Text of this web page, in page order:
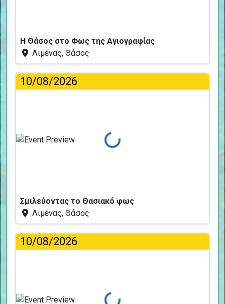
Η Θάσος στο Φως της Αγιογραφίας
Λιμένας, Θάσος
10/08/2026
Φόρτωση...
Σμιλεύοντας το Θασιακό φως
Λιμένας, Θάσος
10/08/2026
Φόρτωση...